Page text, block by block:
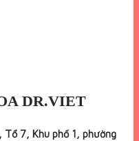
DR.VIET
7, Khu phố 1, phường